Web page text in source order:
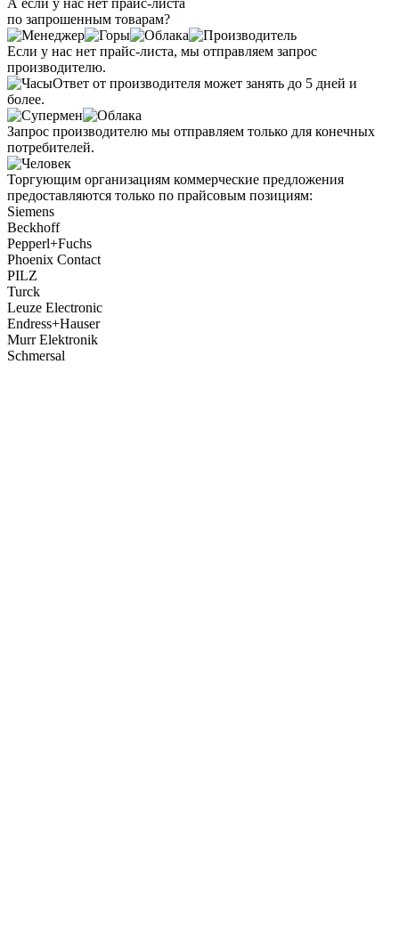
по запрошенным товарам?
Если у нас нет прайс-листа, мы отправляем запрос
производителю.
Ответ от производителя может занять до 5 дней и
более.
Запрос производителю мы отправляем только для конечных
потребителей.
Торгующим организациям коммерческие предложения
предоставляются только по прайсовым позициям:
Siemens
Beckhoff
Pepperl+Fuchs
Phoenix Contact
PILZ
Turck
Leuze Electronic
Endress+Hauser
Murr Elektronik
Schmersal